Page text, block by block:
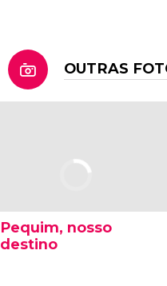
OUTRAS
Pequim, nosso
destino